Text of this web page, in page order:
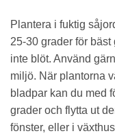
Plantera i fuktig
25-30 grader för
inte blöt. Använd
miljö. När plantorna
bladpar kan du med
grader och flytta ut
fönster, eller i